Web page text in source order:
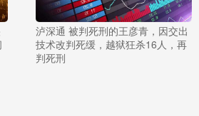
泸深通 被判死刑的王彦青，因交出
技术改判死缓，越狱狂杀16人，再
判死刑